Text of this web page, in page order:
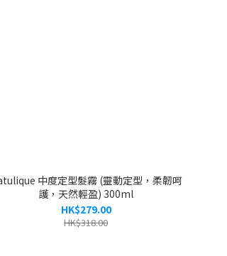
中度定型髮霧 (靈動定型，柔韌呵
護，天然輕盈) 300ml
HK$279.00
HK$318.00